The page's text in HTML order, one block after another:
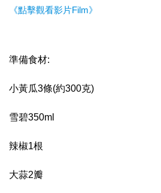
《點擊觀看影片Film》
準備食材:
小黃瓜3條(約300克)
雪碧350ml
辣椒1根
大蒜2瓣